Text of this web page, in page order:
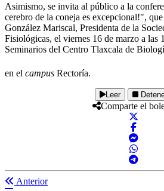
Asimismo, se invita al público a la
cerebro de la coneja es excepcional!",
González Mariscal, Presidenta de la
Fisiológicas, el viernes 16 de marzo a las
Seminarios del Centro Tlaxcala de
en el campus Rectoría.
Leer
Comparte el
Anterior